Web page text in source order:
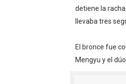
detiene la
llevaba tres
El bronce fue
Mengyu y el